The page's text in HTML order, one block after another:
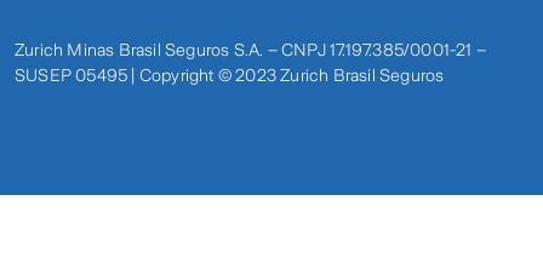
Zurich Minas Brasil Seguros S.A. – CNPJ 17.197.385/0001-21 –
SUSEP 05495 | Copyright © 2023 Zurich Brasil Seguros